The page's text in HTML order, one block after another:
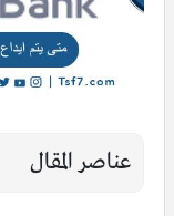
عناصر المقال